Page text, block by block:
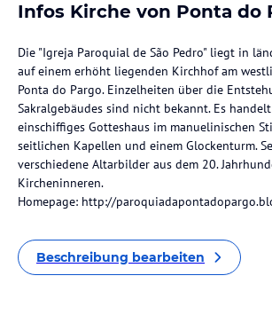
Infos Kirche von Ponta do
Die "Igreja Paroquial de São Pedro" liegt in
auf einem erhöht liegenden Kirchhof am
Ponta do Pargo. Einzelheiten über die
Sakralgebäudes sind nicht bekannt. Es
einschiffiges Gotteshaus im manuelinischen
seitlichen Kapellen und einem Glockenturm.
verschiedene Altarbilder aus dem 20.
Kircheninneren.
Homepage: http://
Beschreibung bearbeiten